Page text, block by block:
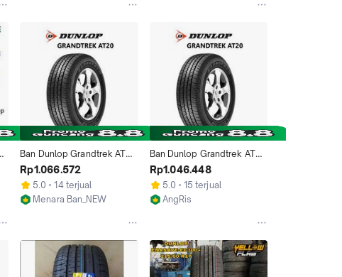
Ban Dunlop Grandtrek AT20
225 70 R17  Ring 17 Mobil
Hilux Xtrail Crv Captiva
Grand Vitara
Rp1.066.572
5.0
14 terjual
Menara Ban_NEW
Ban Dunlop Grandtrek AT20
225 70 R17  Ring 17 Mobil
Hilux Xtrail Crv Captiva
Grand Vitara
Rp1.046.448
5.0
15 terjual
AngRis